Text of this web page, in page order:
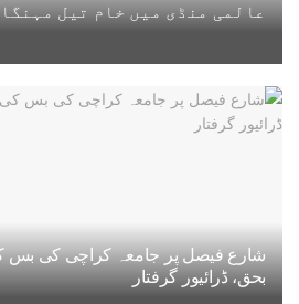
عالمی منڈی میں خام تیل
شارع فیصل پر جامعہ کراچی کی بس
بحق، ڈرائیور گرفتار